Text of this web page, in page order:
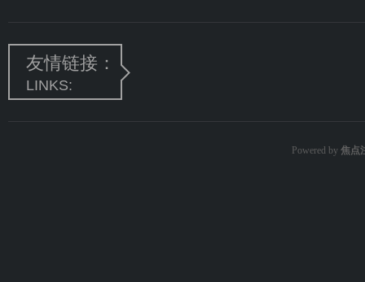
友情链接：
LINKS:
Powered by 焦点